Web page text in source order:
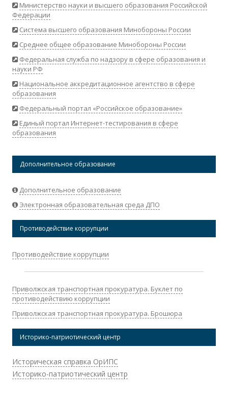
Министерство науки и высшего образования Российской
Федерации
Система высшего образования Минобороны России
Среднее общее образование Минобороны России
Федеральная служба по надзору в сфере образования и
науки РФ
Национальное аккредитационное агентство в сфере
образования
Федеральный портал «Российское образование»
Единый портал Интернет-тестирования в сфере
образования
Дополнительное образование
Дополнительное образование
Электронная образовательная среда ДПО
Противодействие коррупции
Противодействие коррупции
Приволжская транспортная прокуратура. Буклет по
противодействию коррупции
Приволжская транспортная прокуратура. Брошюра
Историко-патриотический центр
Историческая справка ОрИПС
Историко-патриотический центр